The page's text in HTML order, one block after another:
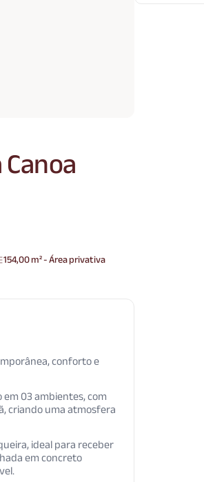
154,00 m² - Área privativa
conforto e
03 ambientes, com
criando uma atmosfera
ideal para receber
em concreto